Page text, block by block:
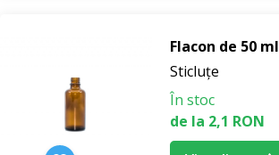
Flacon de 50 ml
Sticluțe
În stoc
de la 2,1 RON